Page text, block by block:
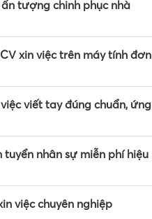
tượng chinh phục nhà
xin việc trên máy tính đơn
viết tay đúng chuẩn, ứng
tuyển nhân sự miễn phí hiệu
việc chuyên nghiệp